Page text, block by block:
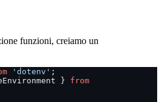
funzioni, creiamo un
'dotenv' ;
} from